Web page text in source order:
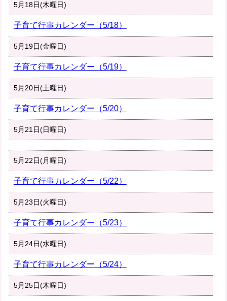
5月18日(木曜日)
子育て行事カレンダー（5/18）
5月19日(金曜日)
子育て行事カレンダー（5/19）
5月20日(土曜日)
子育て行事カレンダー（5/20）
5月21日(日曜日)
5月22日(月曜日)
子育て行事カレンダー（5/22）
5月23日(火曜日)
子育て行事カレンダー（5/23）
5月24日(水曜日)
子育て行事カレンダー（5/24）
5月25日(木曜日)